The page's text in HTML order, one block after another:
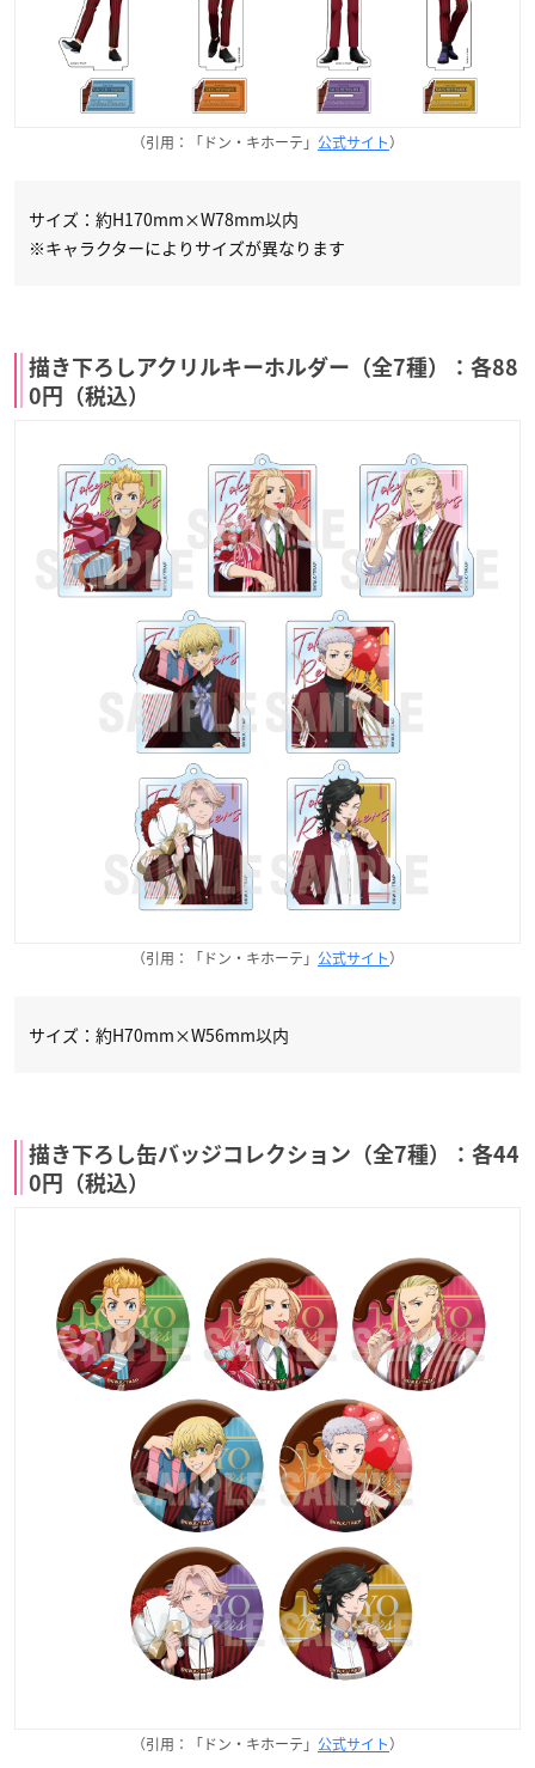
（引用：「ドン・キホーテ」 公式サイト）
サイズ：約H170mm×W78mm以内
※キャラクターによりサイズが異なります
描き下ろしアクリルキーホルダー（全7種）：各88
0円（税込）
（引用：「ドン・キホーテ」 公式サイト）
サイズ：約H70mm×W56mm以内
描き下ろし缶バッジコレクション（全7種）：各44
0円（税込）
（引用：「ドン・キホーテ」 公式サイト）